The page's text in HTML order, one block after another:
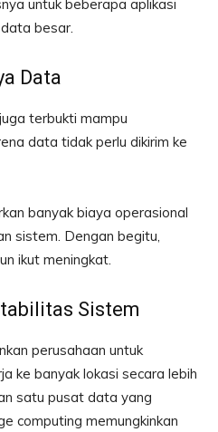
untuk beberapa aplikasi
besar.
Data
terbukti mampu
data tidak perlu dikirim ke
banyak biaya operasional
sistem. Dengan begitu,
ikut meningkat.
Sistem
perusahaan untuk
ke banyak lokasi secara lebih
satu pusat data yang
computing memungkinkan